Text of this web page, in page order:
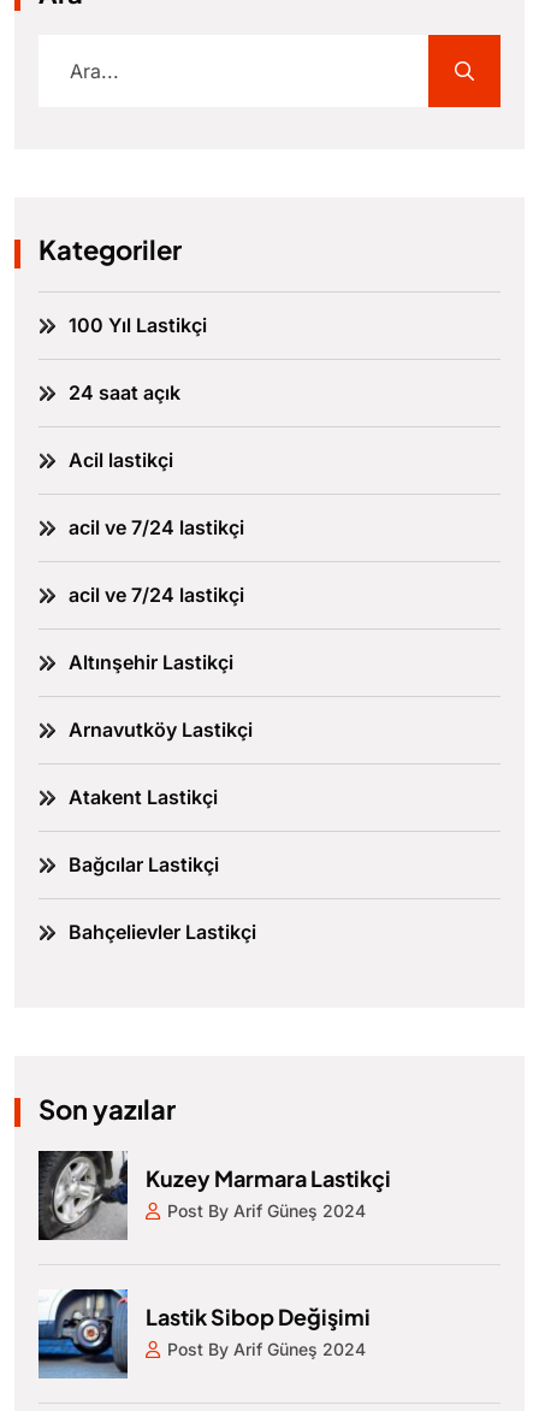
Kategoriler
100 Yıl Lastikçi
24 saat açık
Acil lastikçi
acil ve 7/24 lastikçi
acil ve 7/24 lastikçi
Altınşehir Lastikçi
Arnavutköy Lastikçi
Atakent Lastikçi
Bağcılar Lastikçi
Bahçelievler Lastikçi
Son yazılar
Kuzey Marmara Lastikçi
Post By Arif Güneş 2024
Lastik Sibop Değişimi
Post By Arif Güneş 2024